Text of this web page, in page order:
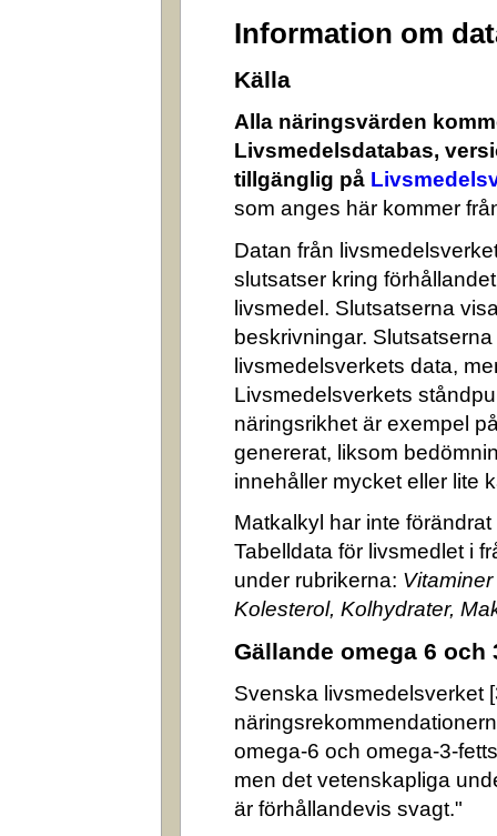
Information om
Källa
Alla näringsvärden
Livsmedelsdatabas,
tillgänglig på
som anges här kommer
Datan från
slutsatser kring
livsmedel. Slutsatserna
beskrivningar.
livsmedelsverkets data,
Livsmedelsverkets
näringsrikhet är exempel
genererat, liksom
innehåller mycket eller lite
Matkalkyl har inte
Tabelldata för livsmedlet i
under rubrikerna:
Kolesterol, Kolhydrater,
Gällande omega 6 och
Svenska livsmedelsverket
omega-6 och omega-3-
men det vetenskapliga
är förhållandevis svagt."